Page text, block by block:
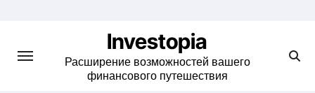
content
Investopia
Расширение возможностей вашего
финансового путешествия